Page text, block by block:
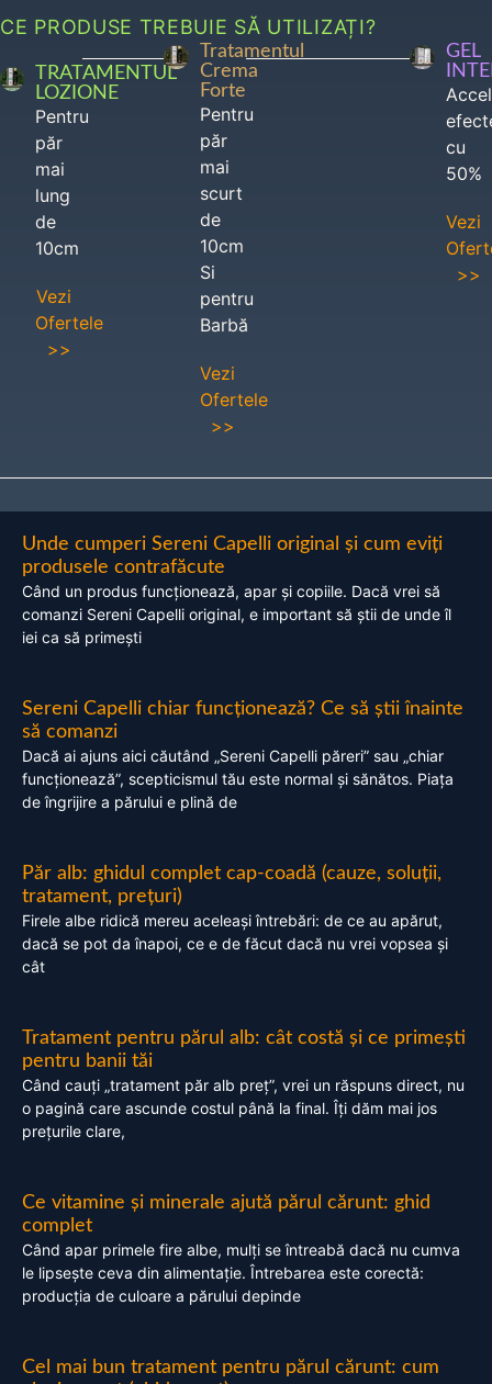
CE PRODUSE TREBUIE SĂ UTILIZAȚI?
TRATAMENTUL
LOZIONE
Pentru
păr
mai
lung
de
10cm
Vezi
Ofertele
>>
Tratamentul
Crema
Forte
Pentru
păr
mai
scurt
de
10cm
Si
pentru
Barbă
Vezi
Ofertele
>>
GEL
cu
50%
Vezi
>>
Unde cumperi Sereni Capelli original și cum eviți
produsele contrafăcute
Când un produs funcționează, apar și copiile. Dacă vrei să
comanzi Sereni Capelli original, e important să știi de unde îl
iei ca să primești
Sereni Capelli chiar funcționează? Ce să știi înainte
să comanzi
Dacă ai ajuns aici căutând „Sereni Capelli păreri” sau „chiar
funcționează”, scepticismul tău este normal și sănătos. Piața
de îngrijire a părului e plină de
Păr alb: ghidul complet cap-coadă (cauze, soluții,
tratament, prețuri)
Firele albe ridică mereu aceleași întrebări: de ce au apărut,
dacă se pot da înapoi, ce e de făcut dacă nu vrei vopsea și
cât
Tratament pentru părul alb: cât costă și ce primești
pentru banii tăi
Când cauți „tratament păr alb preț”, vrei un răspuns direct, nu
o pagină care ascunde costul până la final. Îți dăm mai jos
prețurile clare,
Ce vitamine și minerale ajută părul cărunt: ghid
complet
Când apar primele fire albe, mulți se întreabă dacă nu cumva
le lipsește ceva din alimentație. Întrebarea este corectă:
producția de culoare a părului depinde
Cel mai bun tratament pentru părul cărunt: cum